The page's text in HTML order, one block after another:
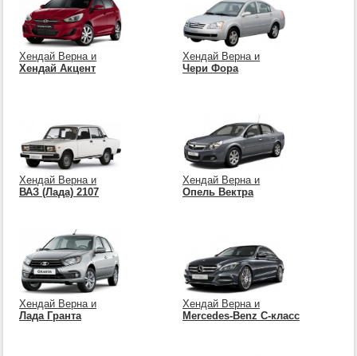
Хендай Верна и
Хендай Акцент
Хендай Верна и
Чери Фора
Хендай Верна и
ВАЗ (Лада) 2107
Хендай Верна и
Опель Вектра
Хендай Верна и
Лада Гранта
Хендай Верна и
Mercedes-Benz C-класс